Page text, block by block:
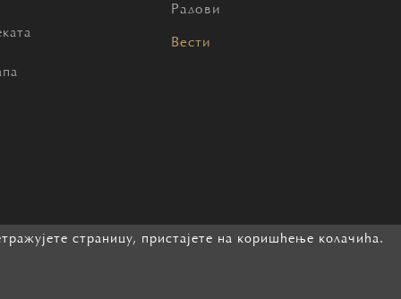
страницу, пристајете на коришћење колачића.
Радови
Вести